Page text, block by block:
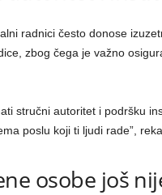
radnici često donose
zbog čega je važno
stručni autoritet i podršku
poslu koji ti ljudi rade”,
osobe još